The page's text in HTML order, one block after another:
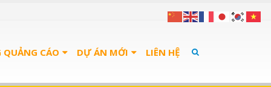
QUẢNG CÁO DỰ ÁN MỚI LIÊN HỆ